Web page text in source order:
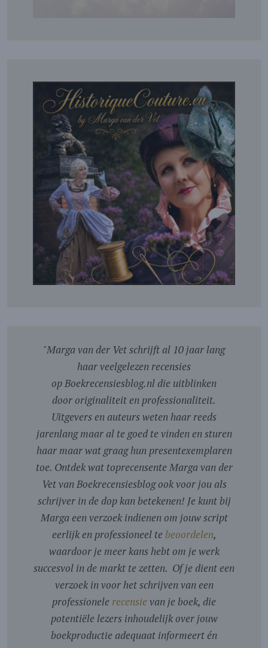
"Marga van der Vet schrijft al 10 jaar lang
haar veelgelezen recensies
op Boekrecensiesblog.nl die uitblinken
door originaliteit en professionaliteit.
Uitgevers en auteurs weten haar reeds
jarenlang maar al te goed te vinden en sturen
haar maar wat graag hun presentexemplaren
toe. Ontdek wat toprecensente Marga van der
Vet van Boekrecensiesblog ook voor jou als
schrijver in de dop kan betekenen! Je kunt bij
Marga een verzoek indienen om jouw script
eerlijk en professioneel te beoordelen,
waardoor je meer kans hebt om je werk
succesvol in de markt te zetten. Of je dient een
verzoek in voor het schrijven van een
professionele recensievan je boek, die
potentiële lezers inhoudelijk over jouw
boekproductie adequaat informeert én